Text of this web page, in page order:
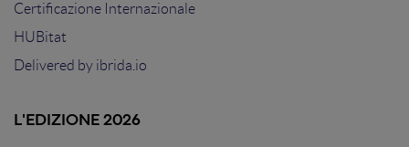
Certificazione Internazionale
HUBitat
Delivered by ibrida.io
L'EDIZIONE 2026